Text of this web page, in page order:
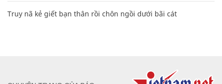
Truy nã kẻ giết bạn thân rồi chôn ngồi dưới bãi cát